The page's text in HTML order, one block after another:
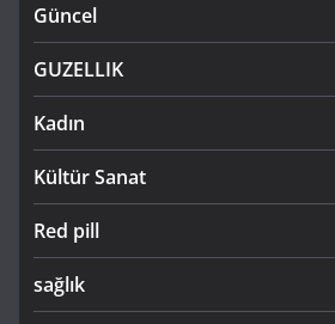
Güncel
GUZELLIK
Kadın
Kültür Sanat
Red pill
sağlık